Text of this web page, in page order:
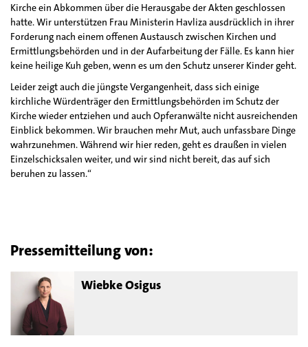
Kirche ein Abkommen über die Herausgabe der Akten geschlossen
hatte. Wir unterstützen Frau Ministerin Havliza ausdrücklich in ihrer
Forderung nach einem offenen Austausch zwischen Kirchen und
Ermittlungsbehörden und in der Aufarbeitung der Fälle. Es kann hier
keine heilige Kuh geben, wenn es um den Schutz unserer Kinder geht.
Leider zeigt auch die jüngste Vergangenheit, dass sich einige
kirchliche Würdenträger den Ermittlungsbehörden im Schutz der
Kirche wieder entziehen und auch Opferanwälte nicht ausreichenden
Einblick bekommen. Wir brauchen mehr Mut, auch unfassbare Dinge
wahrzunehmen. Während wir hier reden, geht es draußen in vielen
Einzelschicksalen weiter, und wir sind nicht bereit, das auf sich
beruhen zu lassen.“
Pressemitteilung von:
Wiebke Osigus